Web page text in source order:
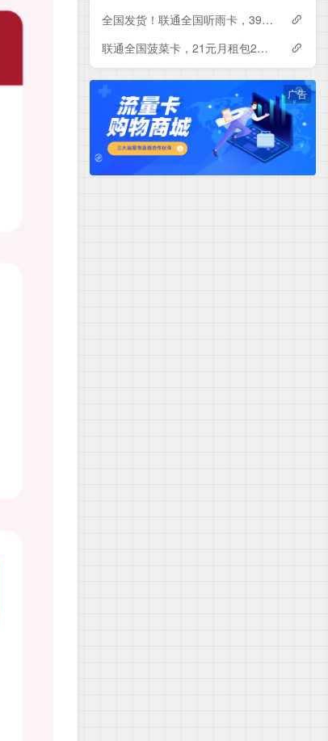
全国发货！联通全国听雨卡，39元月租包260G+100分钟+会员
联通全国菠菜卡，21元月租包230G+500分钟
广告